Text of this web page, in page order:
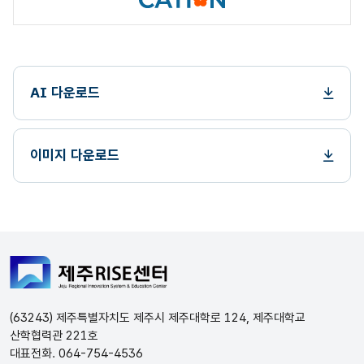
AI 다운로드
이미지 다운로드
(63243) 제주특별자치도 제주시 제주대학로 124, 제주대학교
산학협력관 221호
대표전화. 064-754-4536